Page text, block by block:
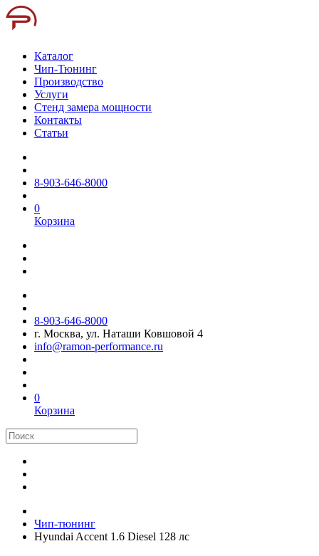
Каталог
Чип-Тюнинг
Производство
Услуги
Стенд замера мощности
Контакты
Статьи
8-903-646-8000
0
Корзина
8-903-646-8000
г. Москва, ул. Наташи Ковшовой 4
info@ramon-performance.ru
0
Корзина
Чип-тюнинг
Hyundai Accent 1.6 Diesel 128 лс